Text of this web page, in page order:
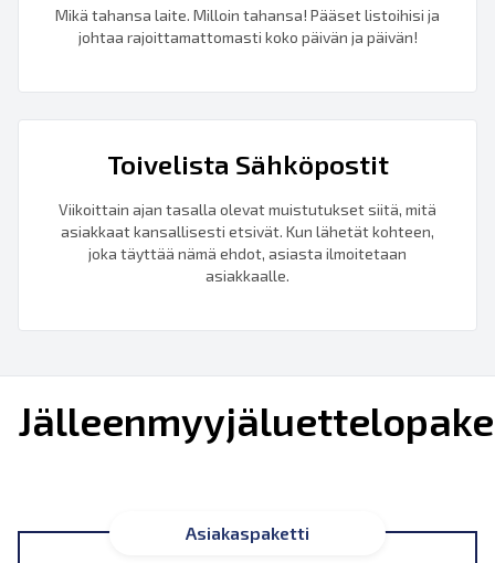
Mikä tahansa laite. Milloin tahansa! Pääset listoihisi ja
johtaa rajoittamattomasti koko päivän ja päivän!
Toivelista Sähköpostit
Viikoittain ajan tasalla olevat muistutukset siitä, mitä
asiakkaat kansallisesti etsivät. Kun lähetät kohteen,
joka täyttää nämä ehdot, asiasta ilmoitetaan
asiakkaalle.
Asiakaspaketti